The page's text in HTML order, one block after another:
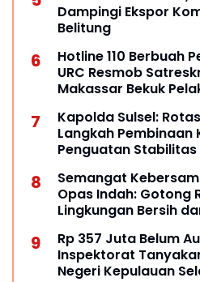
Dampingi Ekspor
Belitung
Hotline 110 Berbuah
URC Resmob
Makassar Bekuk
Kapolda Sulsel:
Langkah Pembinaan
Penguatan
Semangat
Opas Indah: Gotong
Lingkungan Bersih
Rp 357 Juta Belum
Inspektorat
Negeri Kepulauan